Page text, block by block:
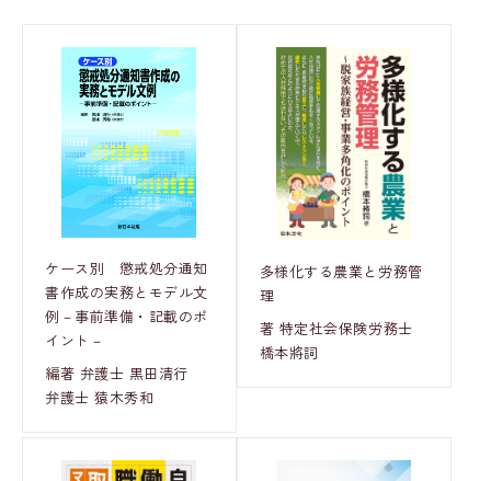
ケース別 懲戒処分通知
書作成の実務とモデル文
例－事前準備・記載のポ
イント－
編著 弁護士 黒田清行
弁護士 猿木秀和
多様化する農業と労務管
理
著 特定社会保険労務士
橋本將詞